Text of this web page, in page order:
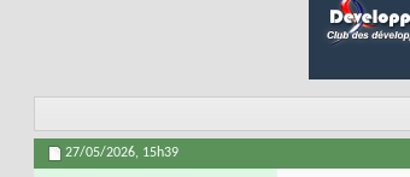
27/05/2026, 15h39